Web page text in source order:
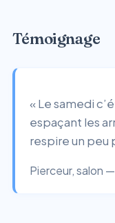
Témoignage
« Le samedi
espaçant les
respire un peu
Pierceur, salon